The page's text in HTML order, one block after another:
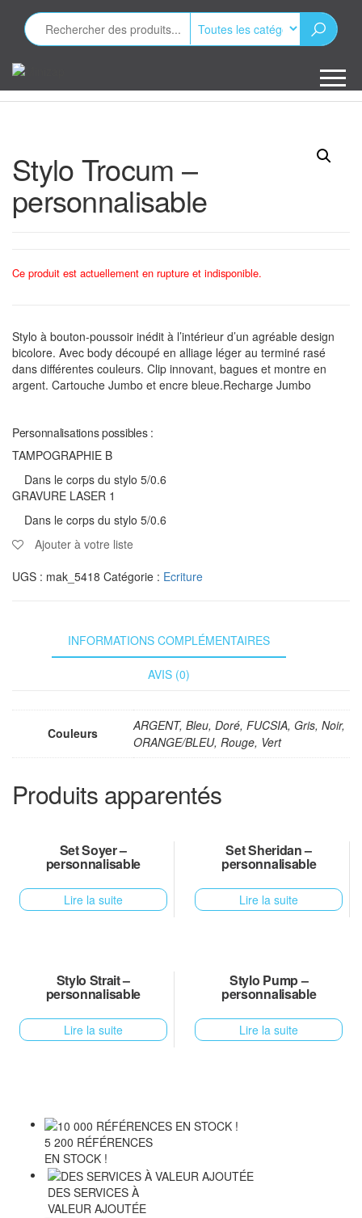
contenu
publicitaires
Stylo Trocum –
personnalisable
Ce produit est actuellement en rupture et indisponible.
Stylo à bouton-poussoir inédit à l’intérieur d’un agréable design
bicolore. Avec body découpé en alliage léger au terminé rasé
dans différentes couleurs. Clip innovant, bagues et montre en
argent. Cartouche Jumbo et encre bleue.Recharge Jumbo
Personnalisations possibles :
TAMPOGRAPHIE B
Dans le corps du stylo 5/0.6
GRAVURE LASER 1
Dans le corps du stylo 5/0.6
Ajouter à votre liste
UGS : mak_5418 Catégorie : Ecriture
INFORMATIONS COMPLÉMENTAIRES
AVIS (0)
Couleurs
ARGENT, Bleu, Doré, FUCSIA, Gris, Noir,
ORANGE/BLEU, Rouge, Vert
Produits apparentés
Set Soyer –
personnalisable
Lire la suite
Set Sheridan –
personnalisable
Lire la suite
Stylo Strait –
personnalisable
Lire la suite
Stylo Pump –
personnalisable
Lire la suite
5 200 RÉFÉRENCES
EN STOCK !
DES SERVICES À
VALEUR AJOUTÉE